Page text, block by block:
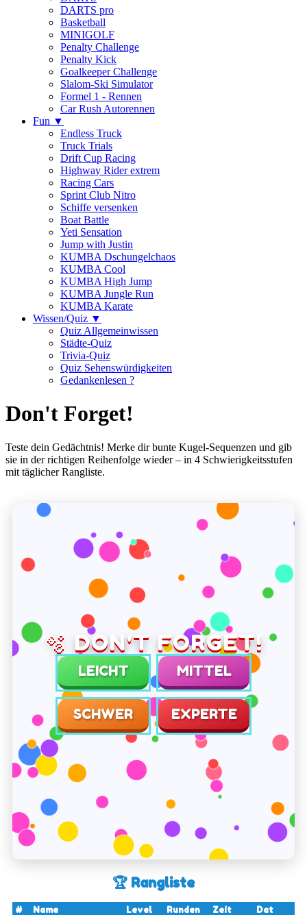
DARTS pro
Basketball
MINIGOLF
Penalty Challenge
Penalty Kick
Goalkeeper Challenge
Slalom-Ski Simulator
Formel 1 - Rennen
Car Rush Autorennen
Fun ▼
Endless Truck
Truck Trials
Drift Cup Racing
Highway Rider extrem
Racing Cars
Sprint Club Nitro
Schiffe versenken
Boat Battle
Yeti Sensation
Jump with Justin
KUMBA Dschungelchaos
KUMBA Cool
KUMBA High Jump
KUMBA Jungle Run
KUMBA Karate
Wissen/Quiz ▼
Quiz Allgemeinwissen
Städte-Quiz
Trivia-Quiz
Quiz Sehenswürdigkeiten
Gedankenlesen ?
Don't Forget!
Teste dein Gedächtnis! Merke dir bunte Kugel-Sequenzen und gib
sie in der richtigen Reihenfolge wieder – in 4 Schwierigkeitsstufen
mit täglicher Rangliste.
🫧 DON'T FORGET!
LEICHT MITTEL
SCHWER EXPERTE
🏆 Rangliste
# Name Level Runden Zeit
Dat